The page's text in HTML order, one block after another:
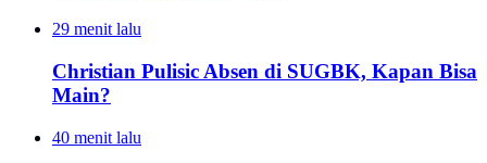
29 menit lalu
Christian Pulisic Absen di SUGBK, Kapan Bisa
Main?
40 menit lalu